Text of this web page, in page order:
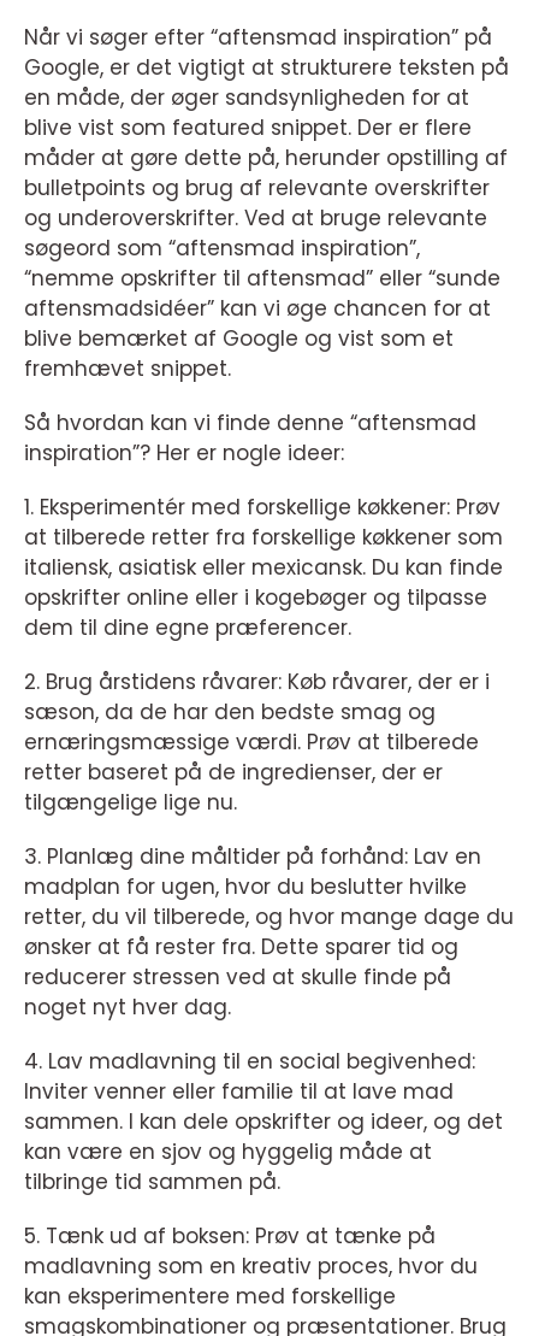
Når vi søger efter “aftensmad inspiration” på
Google, er det vigtigt at strukturere teksten på
en måde, der øger sandsynligheden for at
blive vist som featured snippet. Der er flere
måder at gøre dette på, herunder opstilling af
bulletpoints og brug af relevante overskrifter
og underoverskrifter. Ved at bruge relevante
søgeord som “aftensmad inspiration”,
“nemme opskrifter til aftensmad” eller “sunde
aftensmadsidéer” kan vi øge chancen for at
blive bemærket af Google og vist som et
fremhævet snippet.
Så hvordan kan vi finde denne “aftensmad
inspiration”? Her er nogle ideer:
1. Eksperimentér med forskellige køkkener: Prøv
at tilberede retter fra forskellige køkkener som
italiensk, asiatisk eller mexicansk. Du kan finde
opskrifter online eller i kogebøger og tilpasse
dem til dine egne præferencer.
2. Brug årstidens råvarer: Køb råvarer, der er i
sæson, da de har den bedste smag og
ernæringsmæssige værdi. Prøv at tilberede
retter baseret på de ingredienser, der er
tilgængelige lige nu.
3. Planlæg dine måltider på forhånd: Lav en
madplan for ugen, hvor du beslutter hvilke
retter, du vil tilberede, og hvor mange dage du
ønsker at få rester fra. Dette sparer tid og
reducerer stressen ved at skulle finde på
noget nyt hver dag.
4. Lav madlavning til en social begivenhed:
Inviter venner eller familie til at lave mad
sammen. I kan dele opskrifter og ideer, og det
kan være en sjov og hyggelig måde at
tilbringe tid sammen på.
5. Tænk ud af boksen: Prøv at tænke på
madlavning som en kreativ proces, hvor du
kan eksperimentere med forskellige
smagskombinationer og præsentationer. Brug